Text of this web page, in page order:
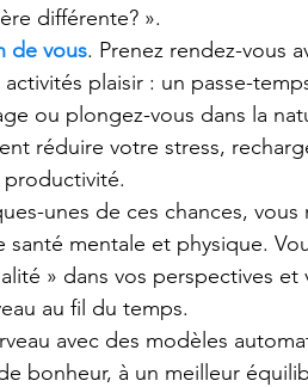
différente? ».
de vous. Prenez rendez-vous
plaisir : un passe-
ou plongez-vous dans la
réduire votre stress,
unes de ces chances, vous
mentale et physique.
» dans vos perspectives
au fil du temps.
avec des modèles
bonheur, à un meilleur